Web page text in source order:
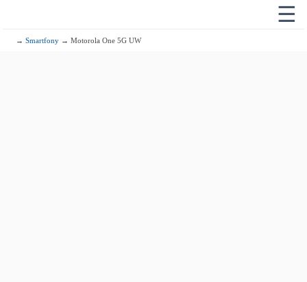
☰
→Smartfony → Motorola One 5G UW